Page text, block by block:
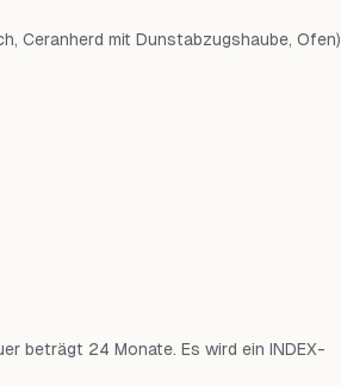
Ceranherd mit Dunstabzugshaube, Ofen)
beträgt 24 Monate. Es wird ein INDEX-